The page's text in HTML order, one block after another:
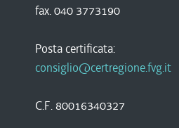
fax. 040 3773190
Posta certificata:
consiglio@certregione.fvg.it
C.F. 80016340327